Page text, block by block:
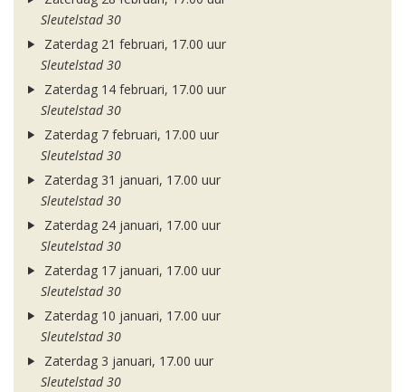
Sleutelstad 30
Zaterdag 21 februari, 17.00 uur
Sleutelstad 30
Zaterdag 14 februari, 17.00 uur
Sleutelstad 30
Zaterdag 7 februari, 17.00 uur
Sleutelstad 30
Zaterdag 31 januari, 17.00 uur
Sleutelstad 30
Zaterdag 24 januari, 17.00 uur
Sleutelstad 30
Zaterdag 17 januari, 17.00 uur
Sleutelstad 30
Zaterdag 10 januari, 17.00 uur
Sleutelstad 30
Zaterdag 3 januari, 17.00 uur
Sleutelstad 30